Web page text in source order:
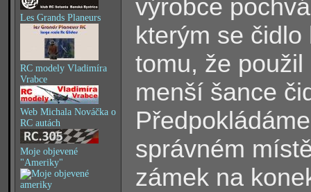
Les Grands Planeurs
RC modely Vladimíra
Vrabce
Web Michala Nováčka o
RC autách
Moje objevené
"Ameriky"
výrobce
kterým se
tomu, že
menší šance
správném
zámek na